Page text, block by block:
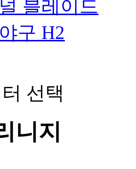
블레이드
구 H2
선택
니지